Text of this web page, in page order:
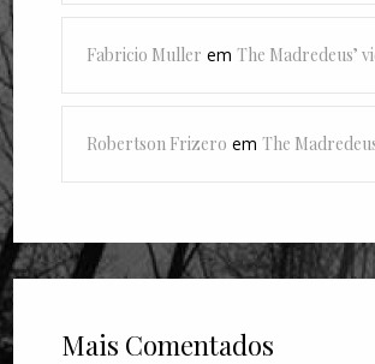
Fabricio Muller emThe Madredeus’
Robertson Frizero emThe
Mais Comentados